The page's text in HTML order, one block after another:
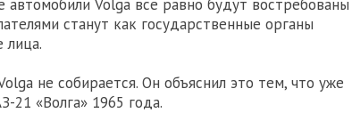
Volga все равно будут востребованы
станут как государственные органы
лица.
не собирается. Он объяснил это тем, что уже
21 «Волга» 1965 года.